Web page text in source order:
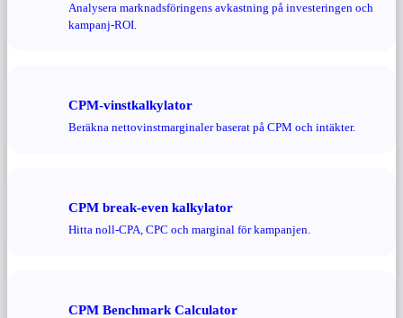
Analysera marknadsföringens avkastning på investeringen och
kampanj-ROI.
CPM-vinstkalkylator
Beräkna nettovinstmarginaler baserat på CPM och intäkter.
CPM break-even kalkylator
Hitta noll-CPA, CPC och marginal för kampanjen.
CPM Benchmark Calculator